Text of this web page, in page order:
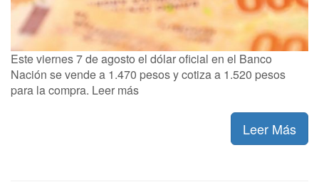
Este viernes 7 de agosto el dólar oficial en el Banco
Nación se vende a 1.470 pesos y cotiza a 1.520 pesos
para la compra. Leer más
Leer Más